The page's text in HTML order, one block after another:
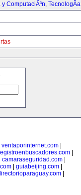
y ComputaciÃ³n, TecnologÃ­a
ventaporinternet.com
camaraseguridad.com|
| guiabeijing.com|
|